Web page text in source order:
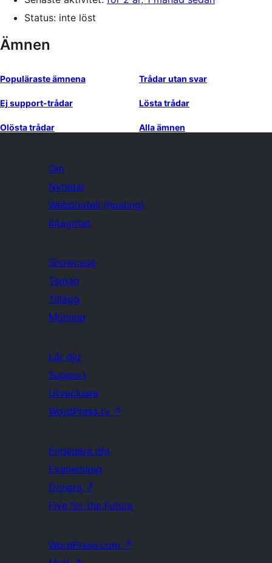
Status: inte löst
Ämnen
Populäraste ämnena Trådar utan svar
Ej support-trådar Lösta trådar
Olösta trådar Alla ämnen
Om
Nyheter
Webbhotell (hosting)
Integritet
Showcase
Teman
Tillägg
Mönster
Lär dig
Support
Utvecklare
WordPress.tv ↗
Engagera dig
Evenemang
Donera ↗
Five for the Future
WordPress.com ↗